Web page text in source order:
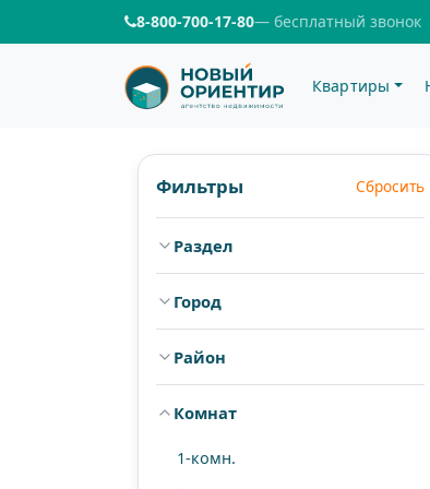
8-800-700-17-80— бесплатный звонок
Квартиры
Купить
Фильтры Сбросить
Раздел
Аренда
Город
Екатеринбург
Район
Комнат
1-комн.